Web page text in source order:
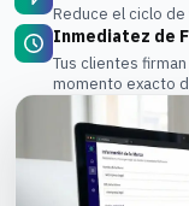
Reduce el ciclo de
Inmediatez de
Tus clientes
momento exacto